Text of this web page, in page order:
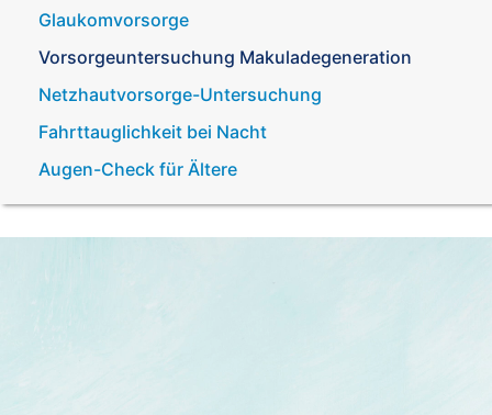
Glaukomvorsorge
Vorsorgeuntersuchung Makuladegeneration
Netzhautvorsorge­-Untersuchung
Fahrttauglichkeit bei Nacht
Augen-Check für Ältere